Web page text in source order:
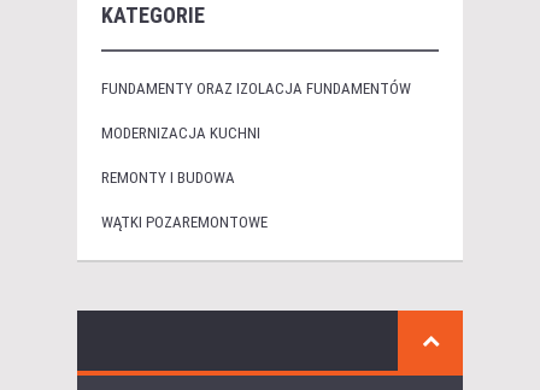
KATEGORIE
FUNDAMENTY ORAZ IZOLACJA FUNDAMENTÓW
MODERNIZACJA KUCHNI
REMONTY I BUDOWA
WĄTKI POZAREMONTOWE